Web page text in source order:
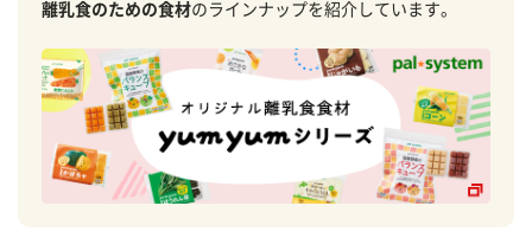
離乳食のための食材のラインナップを紹介しています。